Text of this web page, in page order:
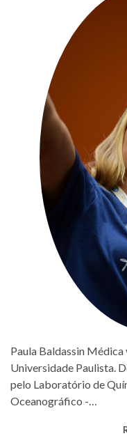
Paula Baldassin
Universidade Paulista.
pelo Laboratório de
Oceanográfico -…